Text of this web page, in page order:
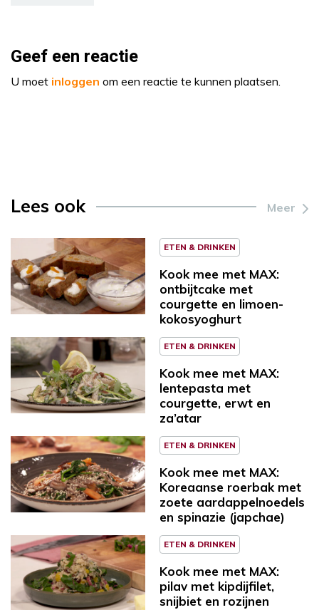
Geef een reactie
U moet inloggen om een reactie te kunnen plaatsen.
Lees ook Meer
ETEN & DRINKEN
Kook mee met MAX:
ontbijtcake met
courgette en limoen-
kokosyoghurt
ETEN & DRINKEN
Kook mee met MAX:
lentepasta met
courgette, erwt en
za’atar
ETEN & DRINKEN
Kook mee met MAX:
Koreaanse roerbak met
zoete aardappelnoedels
en spinazie (japchae)
ETEN & DRINKEN
Kook mee met MAX:
pilav met kipdijfilet,
snijbiet en rozijnen